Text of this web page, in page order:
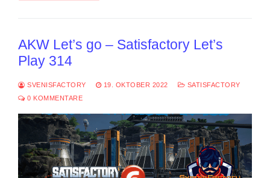
AKW Let’s go – Satisfactory Let’s
Play 314
SVENISFACTORY 19. OKTOBER 2022
SATISFACTORY
0 KOMMENTARE